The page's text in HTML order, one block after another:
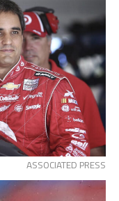
ASSOCIATED PRESS